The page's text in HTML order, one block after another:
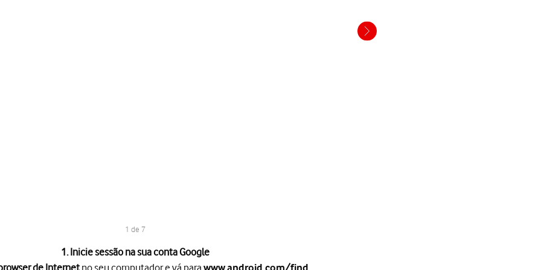
1 de 7
1. Inicie sessão na sua conta Google
de Internetno seu computador e vá para www.android.com/find